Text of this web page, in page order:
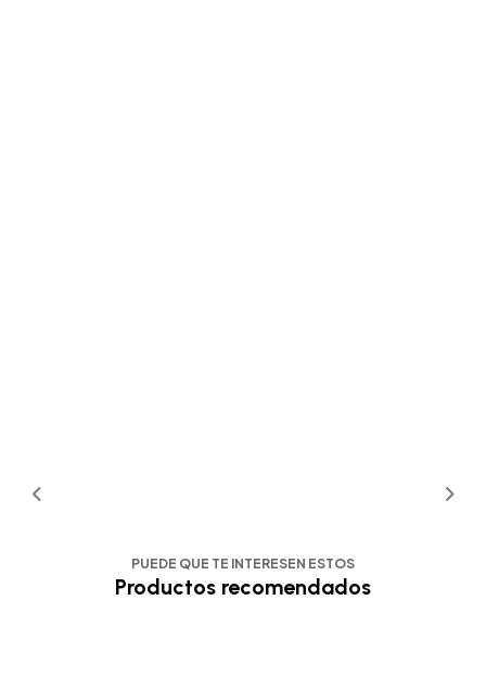
PUEDE QUE TE INTERESEN ESTOS
Productos recomendados